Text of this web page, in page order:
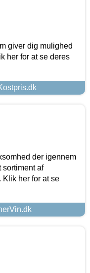
giver dig mulighed
her for at se deres
der igennem
sortiment af
Klik her for at se